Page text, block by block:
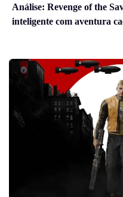
Análise: Revenge of the
inteligente com aventura